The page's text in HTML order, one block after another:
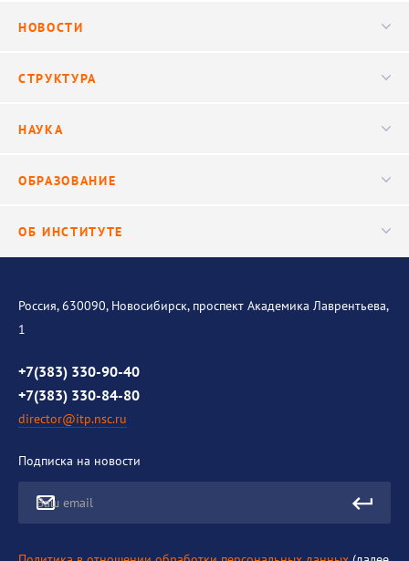
НОВОСТИ
Видео
СТРУКТУРА
Научные подразделения
НАУКА
Исследования
ОБРАЗОВАНИЕ
ОБ ИНСТИТУТЕ
История института
Контакты
Противодействие коррупции
Россия, 630090, Новосибирск, проспект Академика Лаврентьева,
1
+7(383) 330-90-40
+7(383) 330-84-80
director@itp.nsc.ru
Подписка на новости
Ваш email